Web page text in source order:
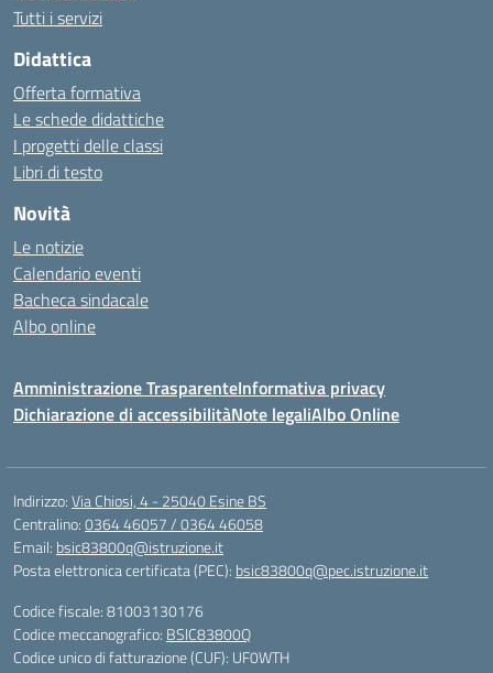
Tutti i servizi
Didattica
Offerta formativa
Le schede didattiche
I progetti delle classi
Libri di testo
Novità
Le notizie
Calendario eventi
Bacheca sindacale
Albo online
Amministrazione TrasparenteInformativa privacy
Dichiarazione di accessibilitàNote legaliAlbo Online
Indirizzo:Via Chiosi, 4 - 25040 Esine BS
Centralino:0364 46057 / 0364 46058
Email: bsic83800q@istruzione.it
Posta elettronica certificata (PEC): bsic83800q@pec.istruzione.it
Codice fiscale: 81003130176
Codice meccanografico: BSIC83800Q
Codice unico di fatturazione (CUF): UF0WTH